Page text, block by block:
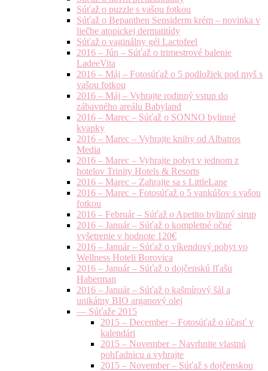
Súťaž o puzzle s vašou fotkou
Súťaž o Bepanthen Sensiderm krém – novinka v
liečbe atopickej dermatitídy
Súťaž o vaginálny gél Lactofeel
2016 – Jún – Súťaž o trimestrové balenie
LadeeVita
2016 – Máj – Fotosúťaž o 5 podložiek pod myš s
vašou fotkou
2016 – Máj – Vyhrajte rodinný vstup do
zábavného areálu Babyland
2016 – Marec – Súťaž o SONNO bylinné
kvapky
2016 – Marec – Vyhrajte knihy od Albatros
Media
2016 – Marec – Vyhrajte pobyt v jednom z
hotelov Trinity Hotels & Resorts
2016 – Marec – Zahrajte sa s LittleLane
2016 – Marec – Fotosúťaž o 5 vankúšov s vašou
fotkou
2016 – Február – Súťaž o Apetito bylinný sirup
2016 – Január – Súťaž o kompletné očné
vyšetrenie v hodnote 120€
2016 – Január – Súťaž o víkendový pobyt vo
Wellness Hoteli Borovica
2016 – Január – Súťaž o dojčenskú fľašu
Haberman
2016 – Január – Súťaž o kašmírový šál a
unikátny BIO arganový olej
— Súťaže 2015
2015 – December – Fotosúťaž o účasť v
kalendári
2015 – November – Navrhnite vlastnú
pohľadnicu a vyhrajte
2015 – November – Súťaž s dojčenskou